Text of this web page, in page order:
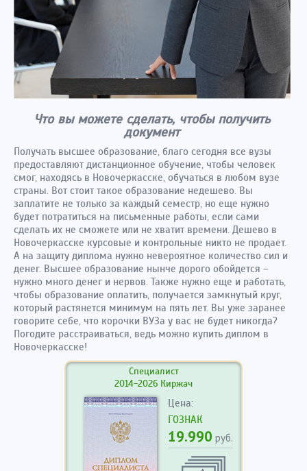
Что вы можете сделать, чтобы получить
документ
Получать высшее образование, благо сегодня все вузы
предоставляют дистанционное обучение, чтобы человек
смог, находясь в Новочеркасске, обучаться в любом вузе
страны. Вот стоит такое образование недешево. Вы
заплатите не только за каждый семестр, но еще нужно
будет потратиться на письменные работы, если сами
сделать их не сможете или не хватит времени. Дешево в
Новочеркасске курсовые и контрольные никто не продает.
А на защиту диплома нужно невероятное количество сил и
денег. Высшее образование нынче дорого обойдется –
нужно много денег и нервов. Также нужно еще и работать,
чтобы образование оплатить, получается замкнутый круг,
который растянется минимум на пять лет. Вы уже заранее
говорите себе, что корочки ВУЗа у вас не будет никогда?
Погодите расстраиваться, ведь можно купить диплом в
Новочеркасске!
Специалист
2014-2026 Киржач
Цена:
ГОЗНАК
19.990 руб.